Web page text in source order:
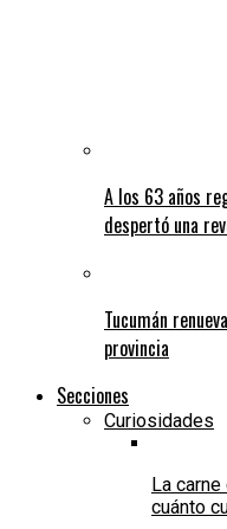
A los 63 años
despertó una
Tucumán
provincia
Secciones
Curiosidades
La
cuánto